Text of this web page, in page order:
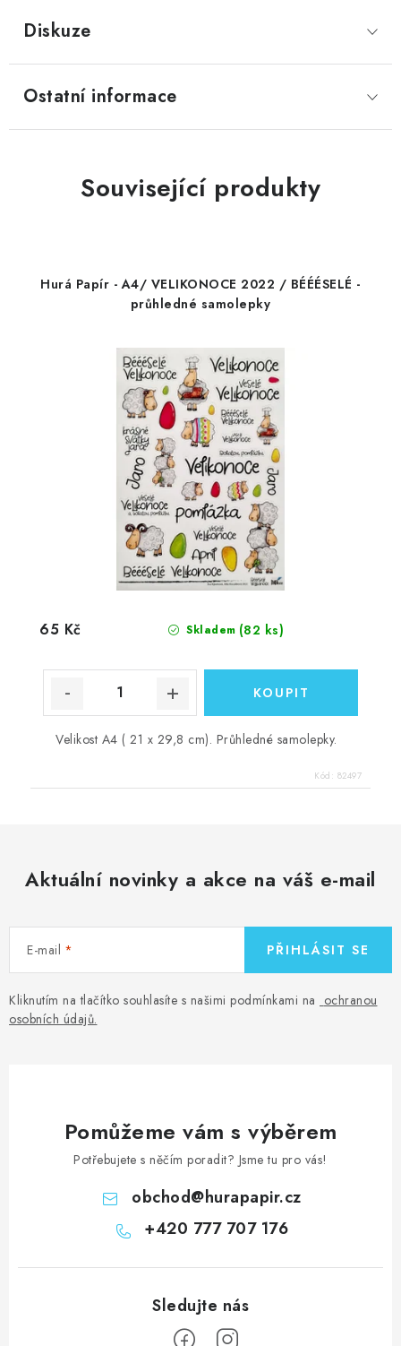
Diskuze
Ostatní informace
Související produkty
Hurá Papír - A4/ VELIKONOCE 2022 / BÉÉÉSELÉ -
průhledné samolepky
Skladem (82 ks)
65 Kč
Velikost A4 ( 21 x 29,8 cm). Průhledné samolepky.
Kód: 82497
Aktuální novinky a akce na váš e-mail
E-mail
Kliknutím na tlačítko souhlasíte s našimi podmínkami na ochranou
osobních údajů.
PŘIHLÁSIT SE
Pomůžeme vám s výběrem
Potřebujete s něčím poradit? Jsme tu pro vás!
obchod@hurapapir.cz
+420 777 707 176